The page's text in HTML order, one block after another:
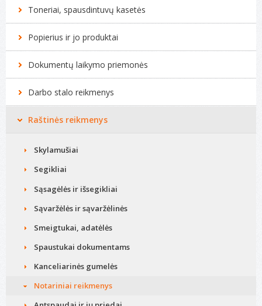
Spausdintuvų remontas
Biuro technikos remontas
Kompiuterių remontas
Toneriai, spausdintuvų kasetės
Popierius ir jo produktai
Dokumentų laikymo priemonės
Darbo stalo reikmenys
Raštinės reikmenys
Skylamušiai
Segikliai
Sąsagėlės ir išsegikliai
Sąvaržėlės ir sąvaržėlinės
Smeigtukai, adatėlės
Spaustukai dokumentams
Kanceliarinės gumelės
Notariniai reikmenys